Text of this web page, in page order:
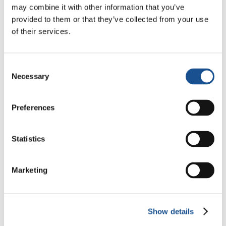
may combine it with other information that you’ve
provided to them or that they’ve collected from your use
of their services.
Selection
Necessary
Preferences
Statistics
Marketing
Show details
seu compromisso com a harmonia e com a
unidade na diversidade.